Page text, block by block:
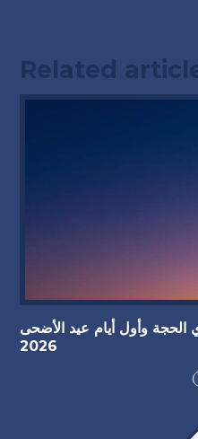
Related
الحجة وأول أيام عيد الأضحى
2026